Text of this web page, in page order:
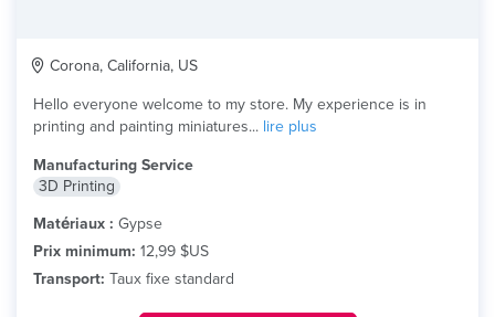
Corona, California, US
Hello everyone welcome to my store. My experience is in
printing and painting miniatures... lire plus
Manufacturing Service
3D Printing
Matériaux : Gypse
Prix minimum: 12,99 $US
Transport: Taux fixe standard